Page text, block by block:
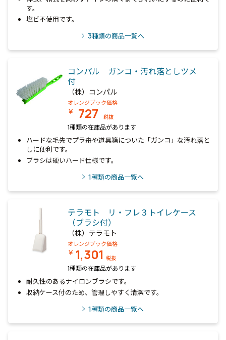
す。
塩ビ不使用です。
3種類の商品一覧へ
コンパル ガンコ・汚れ落としツメ
付
（株）コンパル
オレンジブック価格
￥ 727 税抜
1種類の在庫品があります
ハードな毛先でプラ舟や道具箱についた「ガンコ」な汚れ落と
しに便利です。
ブラシは硬いハード仕様です。
1種類の商品一覧へ
テラモト リ・フレ３トイレケース
（ブラシ付）
（株）テラモト
オレンジブック価格
￥ 1,301 税抜
1種類の在庫品があります
耐久性のあるナイロンブラシです。
収納ケース付のため、管理しやすく清潔です。
1種類の商品一覧へ